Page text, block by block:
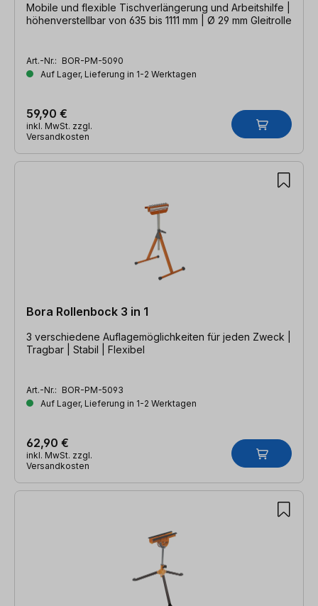
Mobile und flexible Tischverlängerung und Arbeitshilfe |
höhenverstellbar von 635 bis 1111 mm | Ø 29 mm Gleitrolle
Art.-Nr.: BOR-PM-5090
Auf Lager, Lieferung in 1-2 Werktagen
59,90 €
inkl. MwSt. zzgl.
Versandkosten
Bora Rollenbock 3 in 1
3 verschiedene Auflagemöglichkeiten für jeden Zweck |
Tragbar | Stabil | Flexibel
Art.-Nr.: BOR-PM-5093
Auf Lager, Lieferung in 1-2 Werktagen
62,90 €
inkl. MwSt. zzgl.
Versandkosten